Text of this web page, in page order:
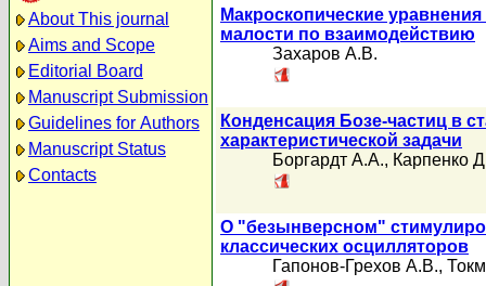
About This journal
Aims and Scope
Editorial Board
Manuscript Submission
Guidelines for Authors
Manuscript Status
Contacts
Макроскопические
малости по взаимодействию
Захаров А.В.
Конденсация Бозе-частиц в
характеристической задачи
Боргардт А.А., Карпенко
О "безынверсном"
классических осцилляторов
Гапонов-Грехов А.В.,